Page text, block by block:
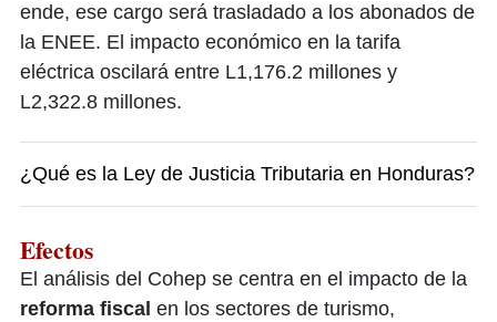
ende, ese cargo será trasladado a los abonados de
la ENEE. El impacto económico en la tarifa
eléctrica oscilará entre L1,176.2 millones y
L2,322.8 millones.
¿Qué es la Ley de Justicia Tributaria en Honduras?
Efectos
El análisis del Cohep se centra en el impacto de la
reforma fiscal en los sectores de turismo,